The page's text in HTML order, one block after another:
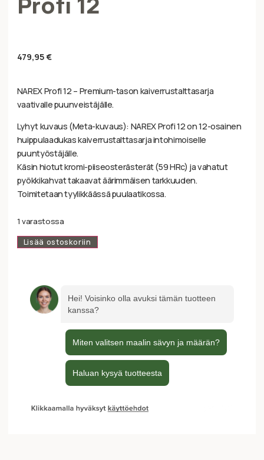
479,95€
NAREX Profi 12 – Premium-tason kaiverrustalttasarja
vaativalle puunveistäjälle.
Lyhyt kuvaus (Meta-kuvaus): NAREX Profi 12 on 12-osainen
huippulaadukas kaiverrustalttasarja intohimoiselle
puuntyöstäjälle.
Käsin hiotut kromi-piiseosterästerät (59 HRc) ja vahatut
pyökkikahvat takaavat äärimmäisen tarkkuuden.
Toimitetaan tyylikkäässä puulaatikossa.
1 varastossa
Lisää ostoskoriin